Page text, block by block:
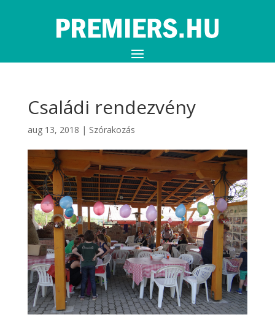
Családi rendezvény
aug 13, 2018 | Szórakozás